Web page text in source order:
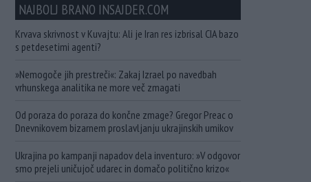
NAJBOLJ BRANO INSAJDER.COM
Krvava skrivnost v Kuvajtu: Ali je Iran res izbrisal CIA bazo
s petdesetimi agenti?
»Nemogoče jih prestreči«: Zakaj Izrael po navedbah
vrhunskega analitika ne more več zmagati
Od poraza do poraza do končne zmage? Gregor Preac o
Dnevnikovem bizarnem proslavljanju ukrajinskih umikov
Ukrajina po kampanji napadov dela inventuro: »V odgovor
smo prejeli uničujoč udarec in domačo politično krizo«